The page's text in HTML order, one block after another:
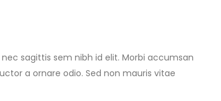
nec sagittis sem nibh id elit. Morbi accumsan
a ornare odio. Sed non mauris vitae